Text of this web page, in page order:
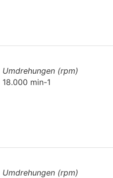
Umdrehungen (rpm)
18.000 min-1
Umdrehungen (rpm)